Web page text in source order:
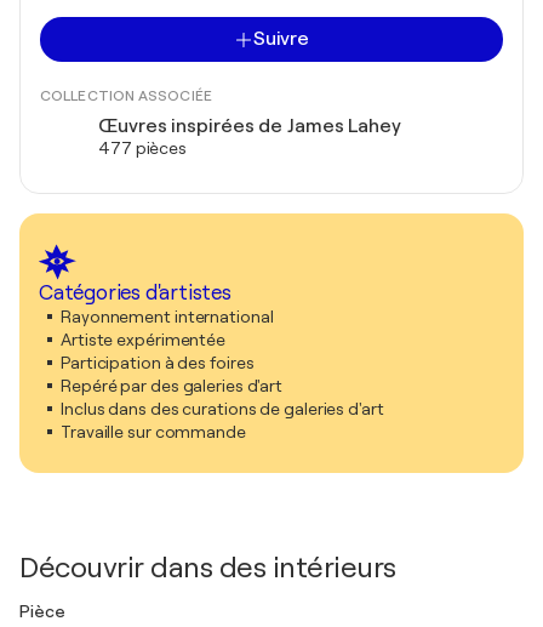
Suivre
COLLECTION ASSOCIÉE
Œuvres inspirées de James Lahey
477 pièces
Catégories d'artistes
Rayonnement international
Artiste expérimentée
Participation à des foires
Repéré par des galeries d'art
Inclus dans des curations de galeries d'art
Travaille sur commande
Découvrir dans des intérieurs
Pièce